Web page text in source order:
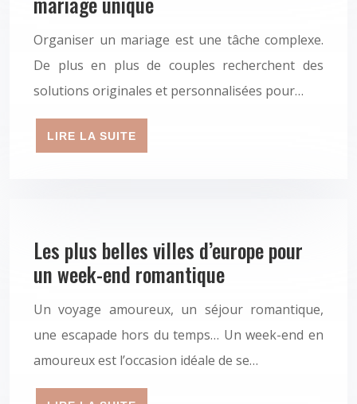
Organiser un mariage est une tâche complexe.
De plus en plus de couples recherchent des
solutions originales et personnalisées pour…
LIRE LA SUITE
Les plus belles villes d’europe pour
un week-end romantique
Un voyage amoureux, un séjour romantique,
une escapade hors du temps… Un week-end en
amoureux est l’occasion idéale de se…